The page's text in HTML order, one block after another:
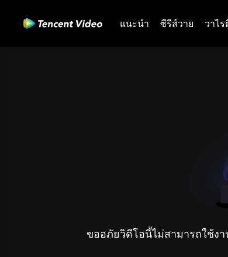
แนะนำ ซีรีส์วาย วาไ
ขออภัยวิดีโอนี้ไม่สามารถใช้ง